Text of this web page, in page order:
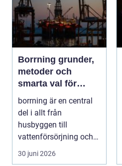
Borrning grunder,
metoder och
smarta val för
hållbara projekt
borrning är en central
del i allt från
husbyggen till
vattenförsörjning och
stora
infrastrukturproje...
30 juni 2026